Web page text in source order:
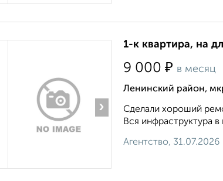
›
1-к квартира, на
9 000 ₽ в месяц
Ленинский район,
Сделали хороший
Вся инфраструктура
Агентство, 31.07.2026